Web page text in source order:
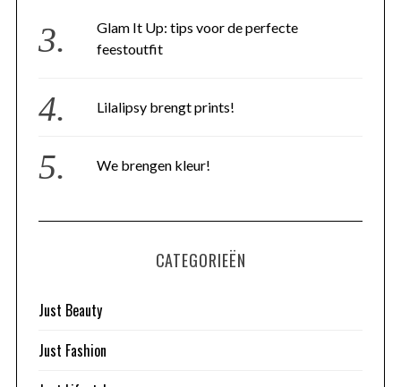
Glam It Up: tips voor de perfecte
feestoutfit
Lilalipsy brengt prints!
We brengen kleur!
CATEGORIEËN
Just Beauty
Just Fashion